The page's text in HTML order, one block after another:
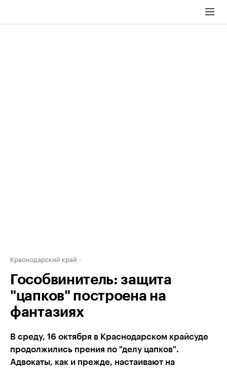
Краснодарский край
Гособвинитель: защита
"цапков" построена на
фантазиях
В среду, 16 октября в Краснодарском крайсуде
продолжились прения по "делу цапков".
Адвокаты, как и прежде, настаивают на